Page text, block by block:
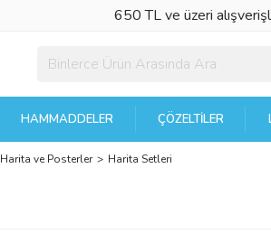
650 TL ve üzeri
HAMMADDELER ÇÖZELTILER
Harita ve Posterler Harita Setleri